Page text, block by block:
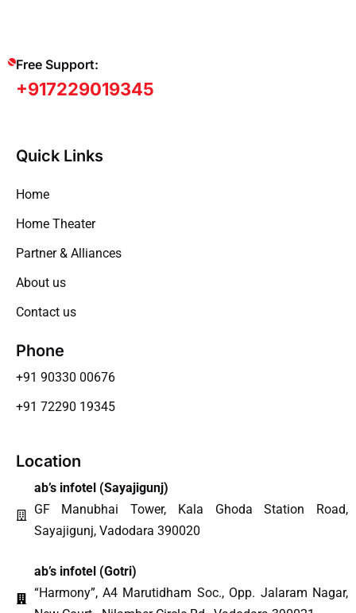
Free Support:
+917229019345
Quick Links
Home
Home Theater
Partner & Alliances
About us
Contact us
Phone
+91 90330 00676
+91 72290 19345
Location
ab’s infotel (Sayajigunj)
GF Manubhai Tower, Kala Ghoda Station Road,
Sayajigunj, Vadodara 390020
ab’s infotel (Gotri)
“Harmony”, A4 Marutidham Soc., Opp. Jalaram Nagar,